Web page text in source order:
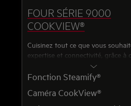
FOUR SÉRIE 9000
COOKVIEW®
Cuisinez tout ce que vous
expertise et connectivité, grâce à
Fonction Steamify®
Caméra CookView®